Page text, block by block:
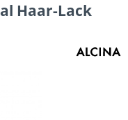
Haar-Lack